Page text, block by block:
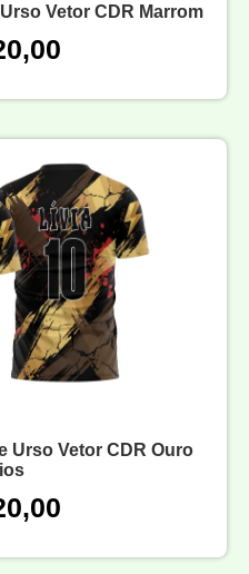
Vetor CDR Marrom
Urso Vetor CDR Ouro